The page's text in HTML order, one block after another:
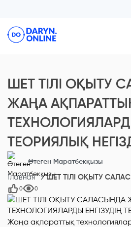
ШЕТ ТІЛІ ОҚЫТУ
ЖАҢА
ТЕОРИЯЛЫҚ
Өтеген Маратбекқызы
Главная ШЕТ ТІЛІ ОҚЫТУ
0 0
Жаңа ақпараттық